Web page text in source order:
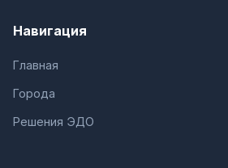
Навигация
Главная
Города
Решения ЭДО